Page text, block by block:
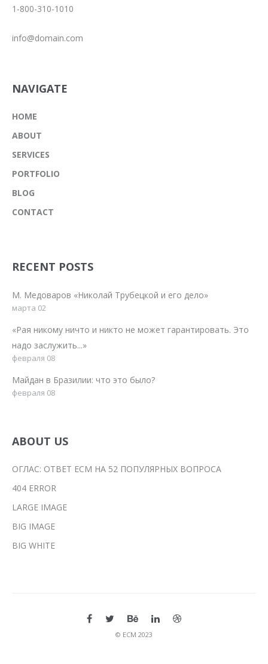
1-800-310-1010
info@domain.com
NAVIGATE
HOME
ABOUT
SERVICES
PORTFOLIO
BLOG
CONTACT
RECENT POSTS
М. Медоваров «Николай Трубецкой и его дело»
марта 02
«Рая никому ничто и никто не может гарантировать. Это
надо заслужить...»
февраля 08
Майдан в Бразилии: что это было?
февраля 08
ABOUT US
ОГЛАС: ОТВЕТ ЕСМ НА 52 ПОПУЛЯРНЫХ ВОПРОСА
404 ERROR
LARGE IMAGE
BIG IMAGE
BIG WHITE
© ЕСМ 2023